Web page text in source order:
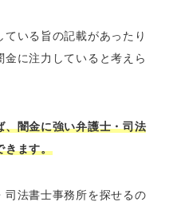
いる旨の記載があったり
に注力していると考えら
、闇金に強い弁護士・司法
きます。
司法書士事務所を探せるの